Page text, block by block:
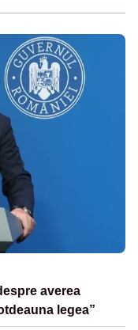
averea
legea”